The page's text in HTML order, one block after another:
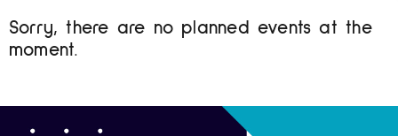
Sorry, there are no planned events at the
moment.